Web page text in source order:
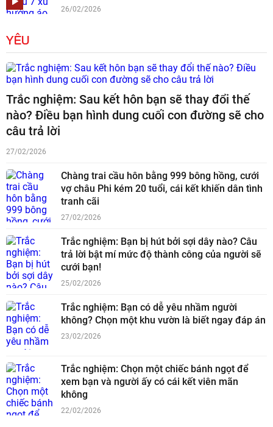
26/02/2026
YÊU
Trắc nghiệm: Sau kết hôn bạn sẽ thay đổi thế
nào? Điều bạn hình dung cuối con đường sẽ cho
câu trả lời
27/02/2026
Chàng trai cầu hôn bằng 999 bông hồng, cưới
vợ châu Phi kém 20 tuổi, cái kết khiến dân tình
tranh cãi
27/02/2026
Trắc nghiệm: Bạn bị hút bởi sợi dây nào? Câu
trả lời bật mí mức độ thành công của người sẽ
cưới bạn!
25/02/2026
Trắc nghiệm: Bạn có dễ yêu nhầm người
không? Chọn một khu vườn là biết ngay đáp án
23/02/2026
Trắc nghiệm: Chọn một chiếc bánh ngọt để
xem bạn và người ấy có cái kết viên mãn
không
22/02/2026